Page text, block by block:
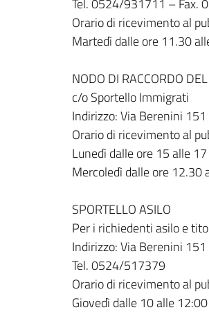
Tel. 0524/931711 – Fax.
Orario di ricevimento al
Martedì dalle ore 11.30
NODO DI RACCORDO
c/o Sportello Immigrati
Indirizzo: Via Berenini
Orario di ricevimento al
Lunedì dalle ore 15 alle 17
Mercoledì dalle ore 12.30
SPORTELLO ASILO
Per i richiedenti asilo e
Indirizzo: Via Berenini
Tel. 0524/517379
Orario di ricevimento al
Giovedì dalle 10 alle 12:00